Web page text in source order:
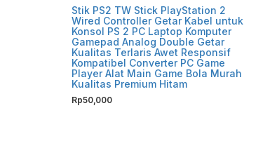
Stik PS2 TW Stick PlayStation 2
Wired Controller Getar Kabel untuk
Konsol PS 2 PC Laptop Komputer
Gamepad Analog Double Getar
Kualitas Terlaris Awet Responsif
Kompatibel Converter PC Game
Player Alat Main Game Bola Murah
Kualitas Premium Hitam
Rp50,000